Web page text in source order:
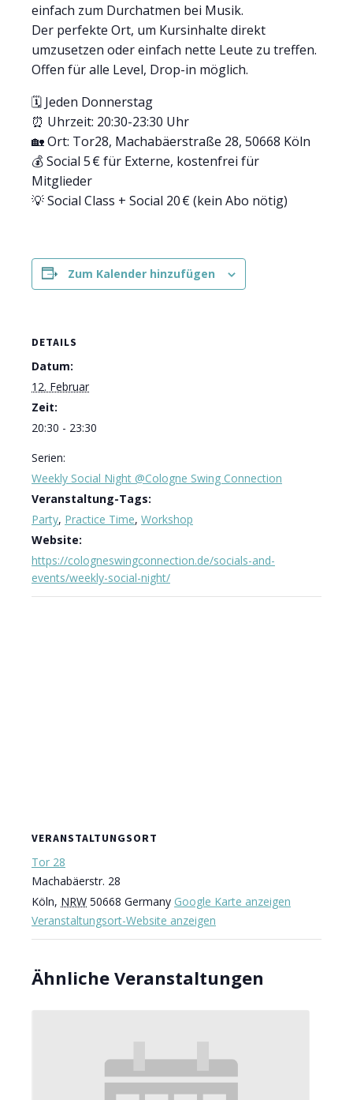
einfach zum Durchatmen bei Musik.
Der perfekte Ort, um Kursinhalte direkt
umzusetzen oder einfach nette Leute zu treffen.
Offen für alle Level, Drop-in möglich.
🗓 Jeden Donnerstag
⏰ Uhrzeit: 20:30-23:30 Uhr
🏡 Ort: Tor28, Machabäerstraße 28, 50668 Köln
💰 Social 5 € für Externe, kostenfrei für
Mitglieder
💡 Social Class + Social 20 € (kein Abo nötig)
Zum Kalender hinzufügen
DETAILS
Datum:
12. Februar
Zeit:
20:30 - 23:30
Serien:
Weekly Social Night @Cologne Swing Connection
Veranstaltung-Tags:
Party, Practice Time, Workshop
Website:
https://cologneswingconnection.de/socials-and-
events/weekly-social-night/
VERANSTALTUNGSORT
Tor 28
Machabäerstr. 28
Köln, NRW 50668 Germany Google Karte anzeigen
Veranstaltungsort-Website anzeigen
Ähnliche Veranstaltungen